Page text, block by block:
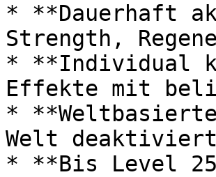
* **Dauerhaft
Strength,
* **Individual
Effekte mit
*
Welt deaktiviert
* **Bis Level